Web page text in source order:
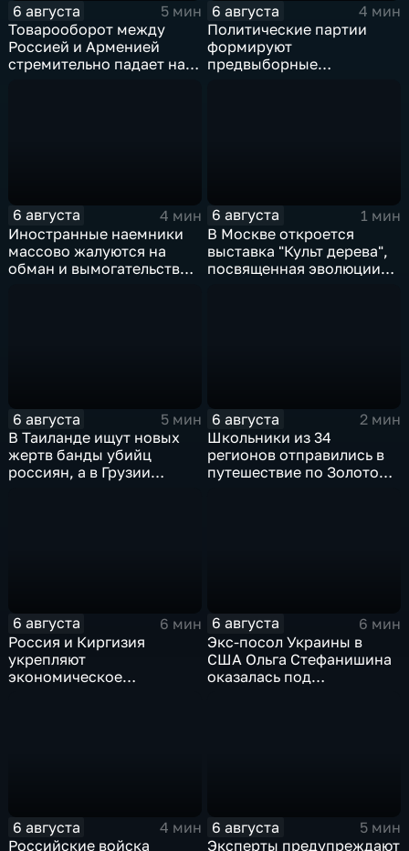
6 августа
5 мин
Товарооборот между
Россией и Арменией
стремительно падает на
6 августа
4 мин
Политические партии
формируют
предвыборные
6 августа
4 мин
Иностранные наемники
массово жалуются на
обман и вымогательство
6 августа
1 мин
В Москве откроется
выставка "Культ дерева",
посвященная эволюции
6 августа
5 мин
В Таиланде ищут новых
жертв банды убийц
россиян, а в Грузии
6 августа
2 мин
Школьники из 34
регионов отправились в
путешествие по Золотому
6 августа
6 мин
Россия и Киргизия
укрепляют
экономическое
6 августа
6 мин
Экс-посол Украины в
США Ольга Стефанишина
оказалась под
6 августа
4 мин
Российские войска
6 августа
5 мин
Эксперты предупреждают